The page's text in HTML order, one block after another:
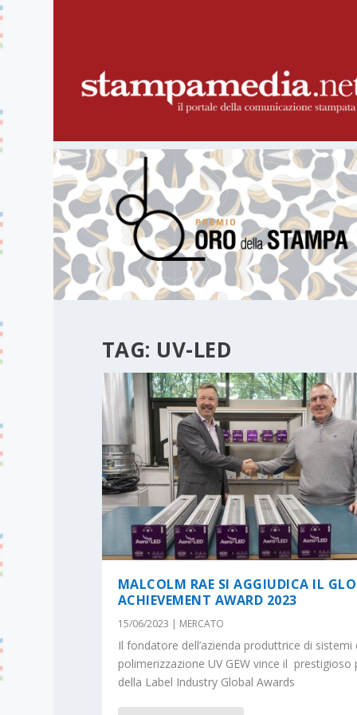
TAG: UV-LED
MALCOLM RAE SI AGGIUDICA IL
ACHIEVEMENT AWARD 2023
15/06/2023 | MERCATO
Il fondatore dell’azienda produttrice di sistemi
polimerizzazione UV GEW vince il prestigioso
della Label Industry Global Awards